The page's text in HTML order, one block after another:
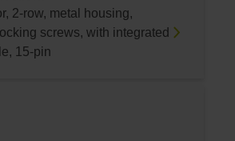
2-row, metal housing,
screws, with integrated
15-pin